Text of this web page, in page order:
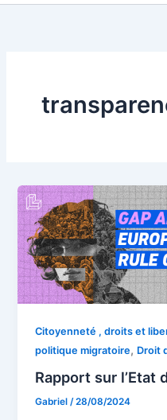
Citoyenneté , droits et
politique migratoire, Droit
Rapport sur l’Etat
Gabriel/28/08/2024